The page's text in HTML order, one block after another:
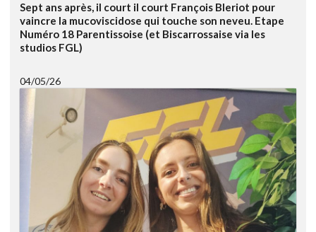
Sept ans après, il court il court François Bleriot pour
vaincre la mucoviscidose qui touche son neveu. Etape
Numéro 18 Parentissoise (et Biscarrossaise via les
studios FGL)
04/05/26